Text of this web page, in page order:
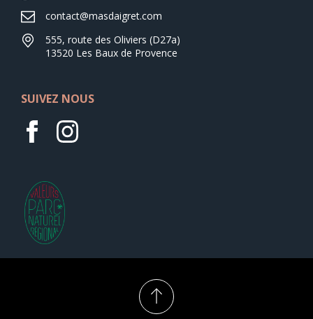
contact@masdaigret.com
555, route des Oliviers (D27a)
13520 Les Baux de Provence
SUIVEZ NOUS